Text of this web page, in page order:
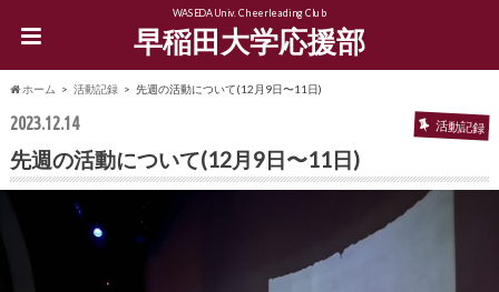
WASEDA Univ. Cheerleading Club
早稲田大学応援部
ホーム 活動記録 先週の活動について(12月9日〜11日)
2023.12.14 活動記録
先週の活動について(12月9日〜11日)